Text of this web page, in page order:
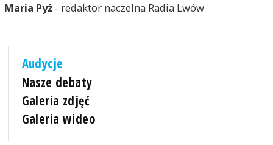
Maria Pyż- redaktor naczelna Radia Lwów
Audycje
Nasze debaty
Galeria zdjęć
Galeria wideo